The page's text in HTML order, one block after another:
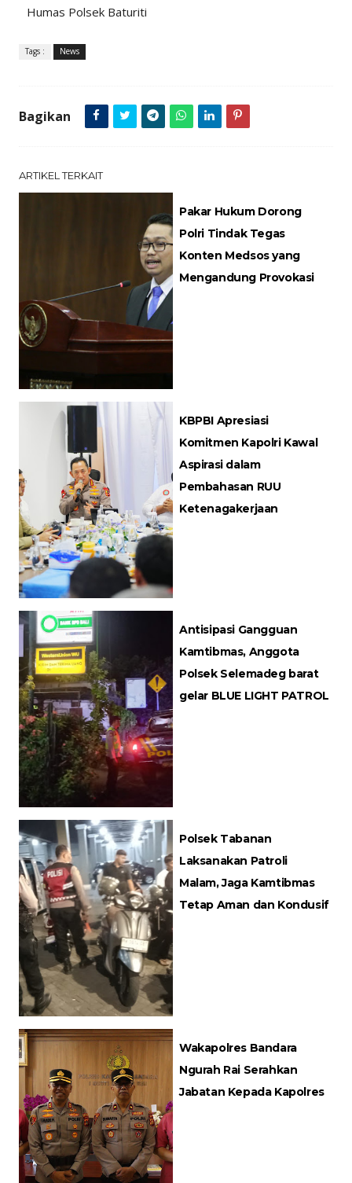
Humas Polsek Baturiti
Tags : News
Bagikan
ARTIKEL TERKAIT
Pakar Hukum Dorong
Polri Tindak Tegas
Konten Medsos yang
Mengandung Provokasi
KBPBI Apresiasi
Komitmen Kapolri Kawal
Aspirasi dalam
Pembahasan RUU
Ketenagakerjaan
Antisipasi Gangguan
Kamtibmas, Anggota
Polsek Selemadeg barat
gelar BLUE LIGHT PATROL
Polsek Tabanan
Laksanakan Patroli
Malam, Jaga Kamtibmas
Tetap Aman dan Kondusif
Wakapolres Bandara
Ngurah Rai Serahkan
Jabatan Kepada Kapolres